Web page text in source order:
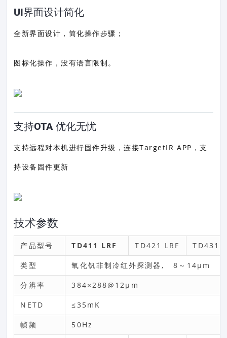
UI界面设计简化
全新界面设计，简化操作步骤；
图标化操作，没有语言限制。
支持OTA 优化无忧
支持远程对本机进行固件升级，连接TargetIR APP，支
持设备固件更新
技术参数
产品型号 TD411 LRF TD421 LRF TD431
类型 氧化钒非制冷红外探测器, 8～14μm
分辨率 384×288@12μm
NETD ≤35mK
帧频 50Hz